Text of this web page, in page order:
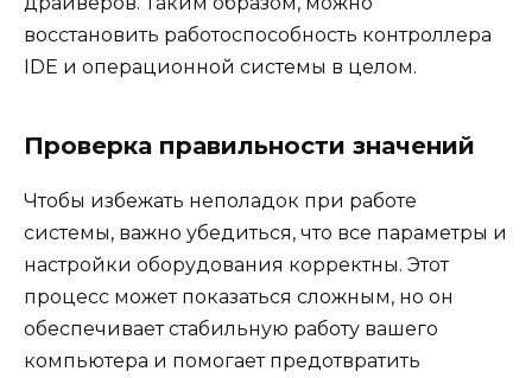
восстановить работоспособность контроллера
IDE и операционной системы в целом.
Проверка правильности значений
Чтобы избежать неполадок при работе
системы, важно убедиться, что все параметры и
настройки оборудования корректны. Этот
процесс может показаться сложным, но он
обеспечивает стабильную работу вашего
компьютера и помогает предотвратить